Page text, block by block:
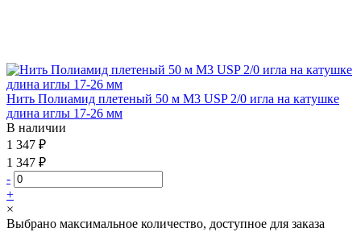
Нить Полиамид плетеный 50 м М3 USP 2/0 игла на катушке
длина иглы 17-26 мм
В наличии
1 347 ₽
1 347 ₽
-
+
×
Выбрано максимальное количество, доступное для заказа